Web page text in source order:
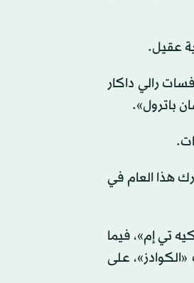
عقيل.
رالي داكار
هذا العام في
في فئة الدارجات النارية، على متن دراجة «رالي ريبليكا 450» من «كيه تي إم»، فيما
على